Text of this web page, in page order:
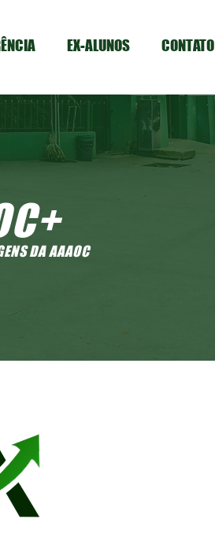
EX-ALUNOS CONTATO
DA AAAOC